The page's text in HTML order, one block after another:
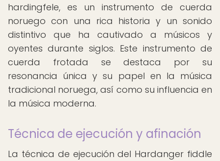
hardingfele, es un instrumento de cuerda
noruego con una rica historia y un sonido
distintivo que ha cautivado a músicos y
oyentes durante siglos. Este instrumento de
cuerda frotada se destaca por su
resonancia única y su papel en la música
tradicional noruega, así como su influencia en
la música moderna.
Técnica de ejecución y afinación
La técnica de ejecución del Hardanger fiddle